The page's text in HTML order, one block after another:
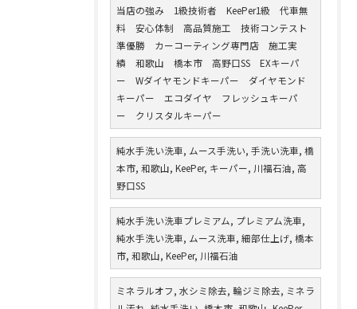
当店の強み 1級技術者 KeePer1級 代車無
料 安心体制 高品質施工 技術コンテスト
準優勝 カーコーティング専門店 施工実
績 和歌山 橋本市 高野口SS EXキーパ
ー Wダイヤモンドキーパー ダイヤモンド
キーパー エコダイヤ フレッシュキーパ
ー クリスタルキーパー
純水手洗い洗車, ムース手洗い, 手洗い洗車, 橋
本市, 和歌山, KeePer, キーパー, 川福石油, 高
野口SS
純水手洗い洗車プレミアム, プレミアム洗車,
純水手洗い洗車, ムース洗車, 細部仕上げ, 橋本
市, 和歌山, KeePer, 川福石油
ミネラルオフ, 水シミ除去, 輪ジミ除去, ミネラ